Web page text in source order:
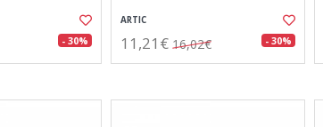
- 30%
ARTIC
11,21€ 16,02€ - 30%